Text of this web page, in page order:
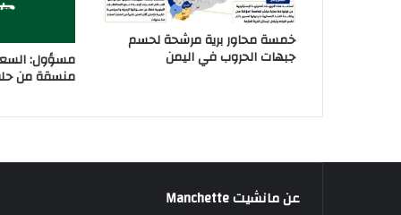
خمسة محاور برية مرشحة لحسم
جبهات الحروب في اليمن مسؤول:
منسقة من
عن مانشيت Manchette